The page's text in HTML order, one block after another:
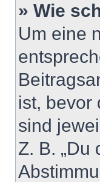
» Wie
Um eine
ist, bevor
sind
Z. B. „Du